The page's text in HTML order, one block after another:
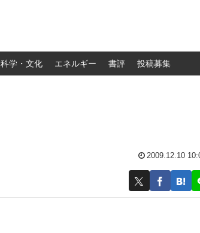
科学・文化 エネルギー 書評 投稿募集
2009.12.10